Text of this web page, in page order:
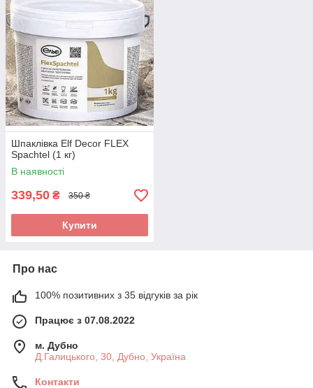
Шпаклівка Elf Decor FLEX
Spachtel (1 кг)
В наявності
339,50 ₴ 350 ₴
Купити
Про нас
100% позитивних з 35 відгуків за рік
Працює з 07.08.2022
м. Дубно
Д.Галицького, 30, Дубно, Україна
Контакти